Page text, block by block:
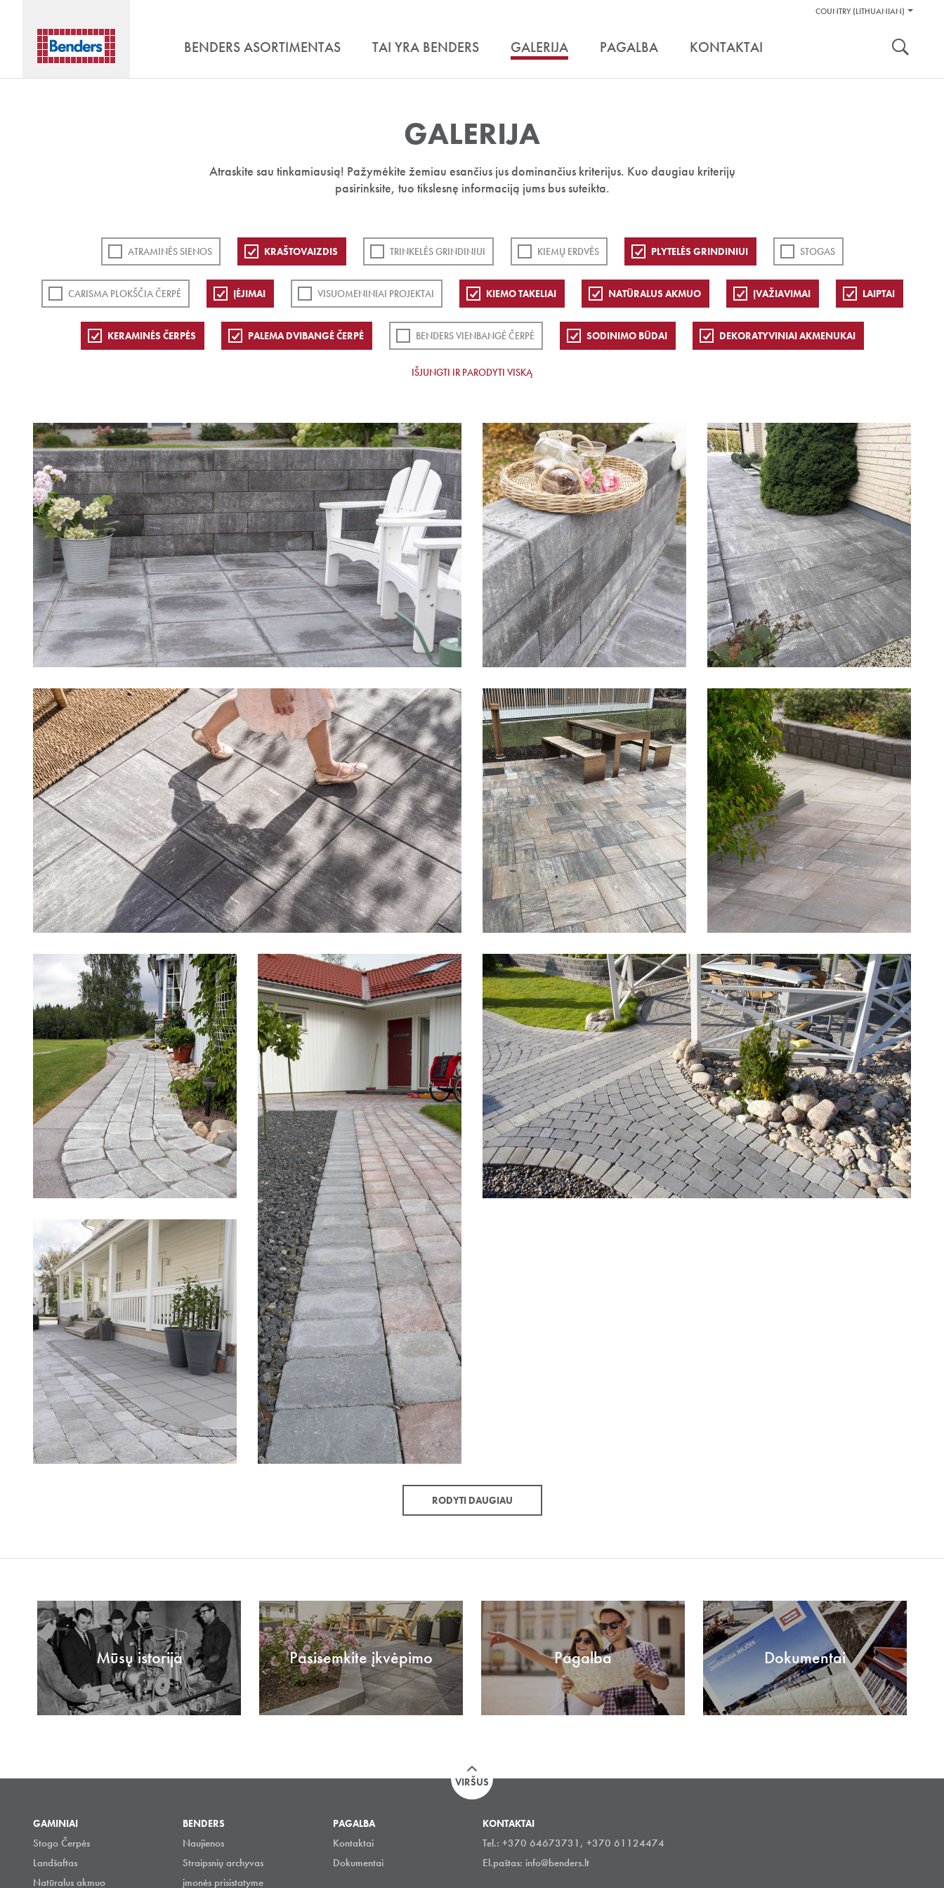
Pagalbos
COUNTRY (LITHUANIAN)
BENDERS ASORTIMENTAS TAI YRA BENDERS GALERIJA PAGALBA KONTAKTAI
GALERIJA
Atraskite sau tinkamiausią! Pažymėkite žemiau esančius jus dominančius kriterijus. Kuo daugiau kriterijų
pasirinksite, tuo tikslesnę informaciją jums bus suteikta.
ATRAMINĖS SIENOS KRAŠTOVAIZDIS TRINKELĖS GRINDINIUI KIEMŲ ERDVĖS PLYTELĖS GRINDINIUI STOGAS
CARISMA PLOKŠČIA ČERPĖ ĮĖJIMAI VISUOMENINIAI PROJEKTAI KIEMO TAKELIAI NATŪRALUS AKMUO ĮVAŽIAVIMAI LAIPTAI
KERAMINĖS ČERPĖS PALEMA DVIBANGĖ ČERPĖ BENDERS VIENBANGĖ ČERPĖ SODINIMO BŪDAI DEKORATYVINIAI AKMENUKAI
IŠJUNGTI IR PARODYTI VISKĄ
RODYTI DAUGIAU
Mūsų istorija Pasisemkite įkvėpimo Pagalba Dokumentai
VIRŠUS
GAMINIAI
Stogo Čerpės
Landšaftas
Natūralus akmuo
BENDERS
Naujienos
Straipsnių archyvas
įmonės prisistatyme
PAGALBA
Kontaktai
Dokumentai
KONTAKTAI
Tel.: +370 64673731, +370 61124474
El.paštas: info@benders.lt